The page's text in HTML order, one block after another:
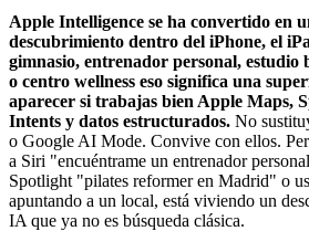
Apple Intelligence se ha convertido en
descubrimiento dentro del iPhone, el
gimnasio, entrenador personal, estudio
o centro wellness eso significa una
aparecer si trabajas bien Apple Maps,
Intents y datos estructurados. No
o Google AI Mode. Convive con ellos.
a Siri "encuéntrame un entrenador
Spotlight "pilates reformer en Madrid" o
apuntando a un local, está viviendo un
IA que ya no es búsqueda clásica.